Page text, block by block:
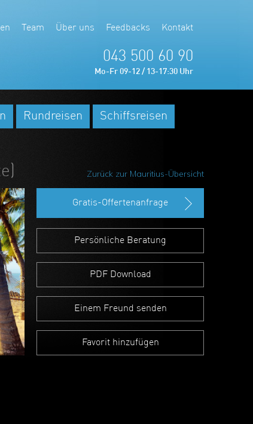
Team Über uns Feedbacks Kontakt
043 500 60 90
Mo-Fr 09-12 / 13-17:30 Uhr
Rundreisen Schiffsreisen
Zurück zur Mauritius-Übersicht
Gratis-Offertenanfrage
Persönliche Beratung
PDF Download
Einem Freund senden
Favorit hinzufügen